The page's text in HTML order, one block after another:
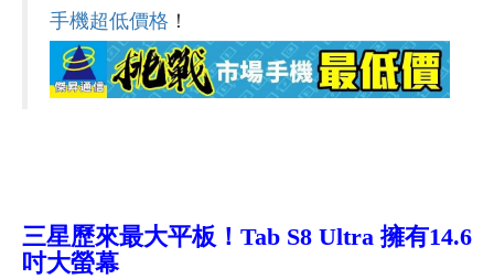
手機超低價格 ！
三星歷來最大平板！Tab S8 Ultra 擁有14.6
吋大螢幕